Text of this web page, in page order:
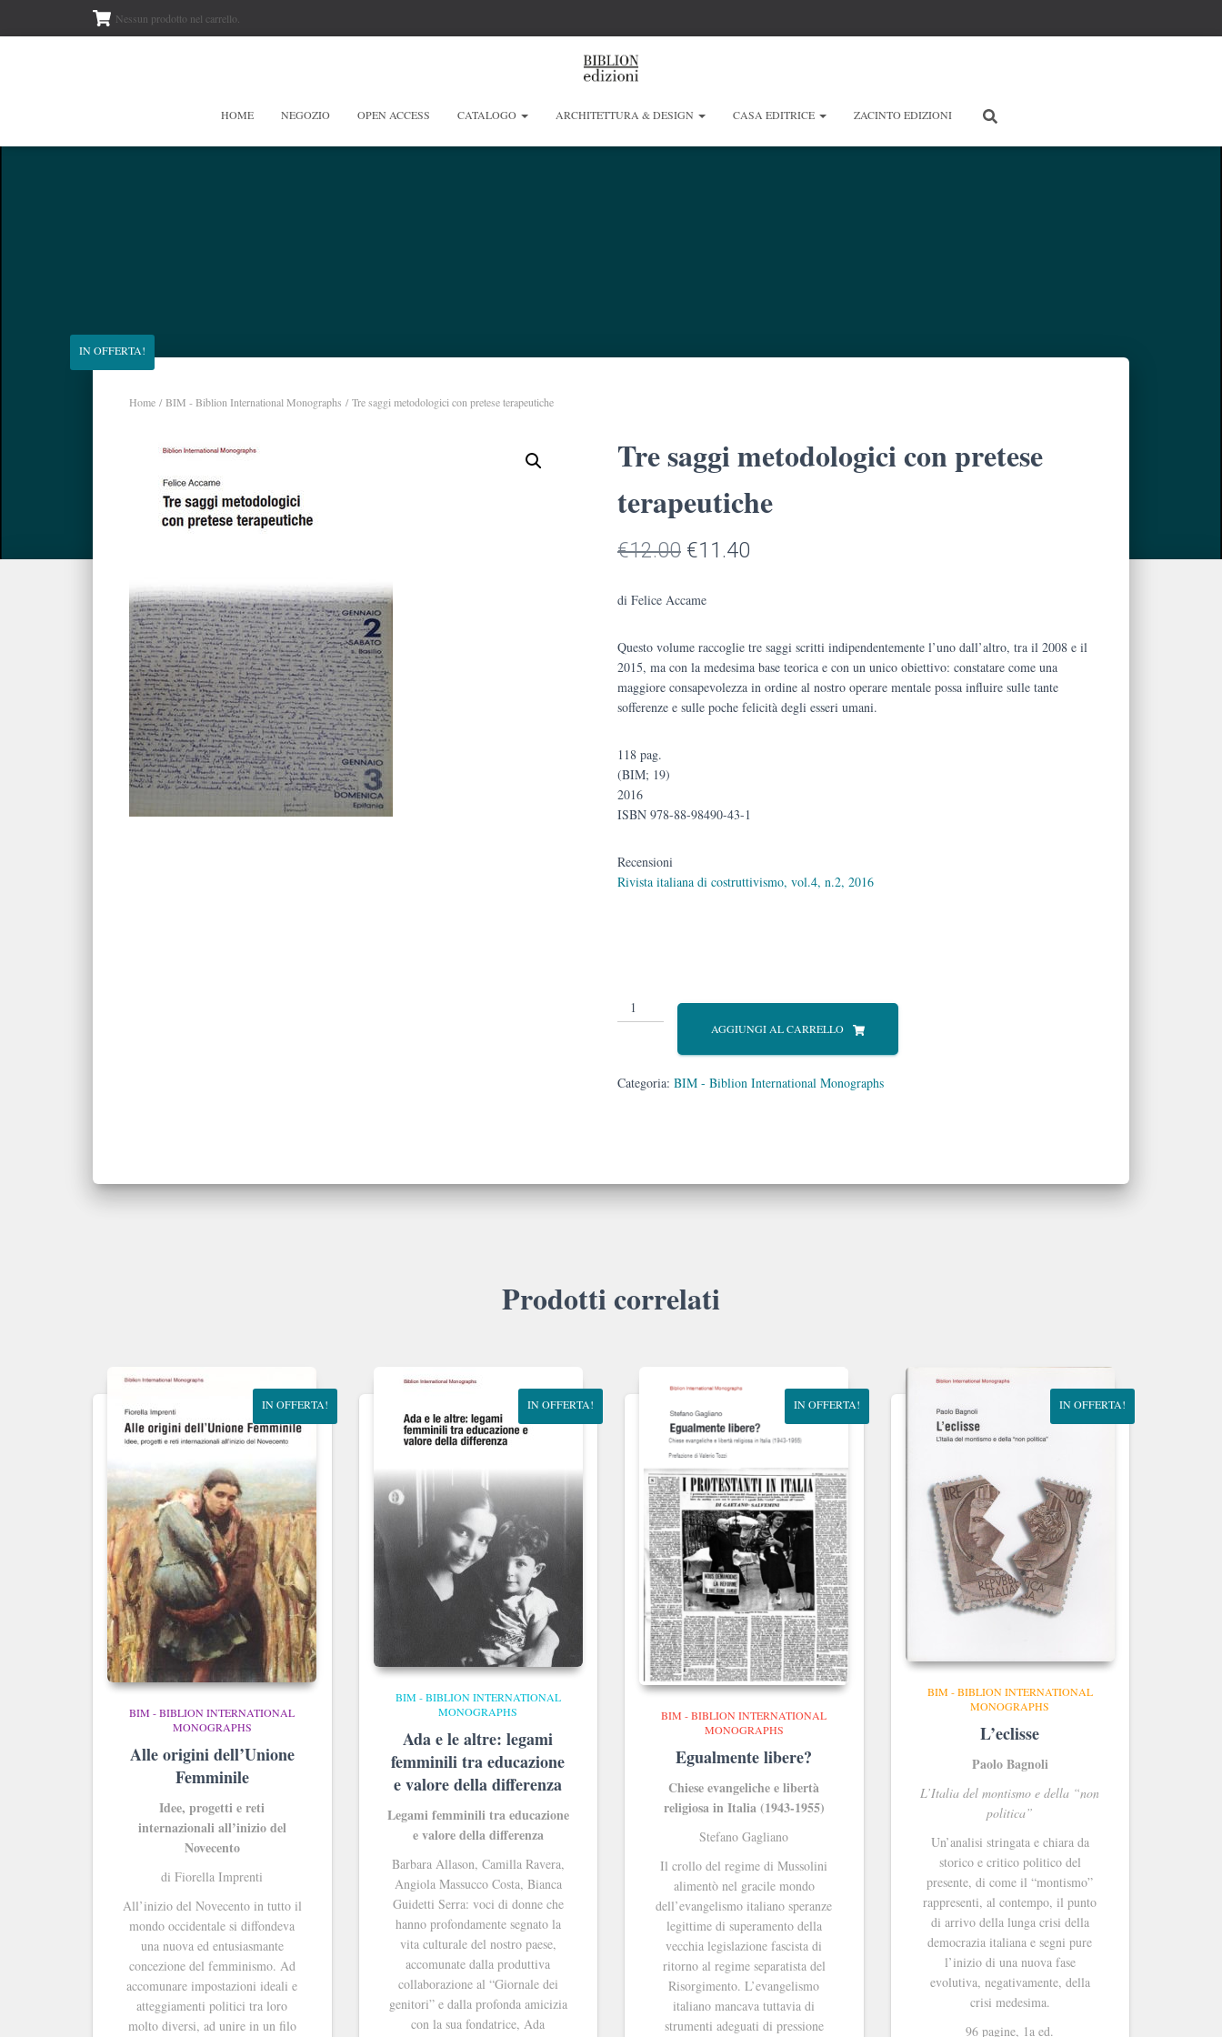
Nessun prodotto nel carrello.
HOME NEGOZIO OPEN ACCESS CATALOGO ARCHITETTURA & DESIGN CASA EDITRICE ZACINTO EDIZIONI
Home /BIM - Biblion International Monographs / Tre saggi metodologici con pretese terapeutiche
IN OFFERTA!
Tre saggi metodologici con pretese
terapeutiche
€12.00 Il
era:
€12.00.
€11.40
è:
€11.40.
di Felice Accame
Questo volume raccoglie tre saggi scritti indipendentemente l’uno dall’altro, tra il 2008 e il
2015, ma con la medesima base teorica e con un unico obiettivo: constatare come una
maggiore consapevolezza in ordine al nostro operare mentale possa influire sulle tante
sofferenze e sulle poche felicità degli esseri umani.
118 pag.
(BIM; 19)
2016
ISBN 978-88-98490-43-1
Recensioni
Rivista italiana di costruttivismo, vol.4, n.2, 2016
Tre
saggi
pretese
AGGIUNGI AL CARRELLO
Categoria: BIM - Biblion International Monographs
Prodotti correlati
IN OFFERTA!
BIM - BIBLION INTERNATIONAL
MONOGRAPHS
Alle origini dell’Unione
Femminile
Idee, progetti e reti
internazionali all’inizio del
Novecento
di Fiorella Imprenti
All’inizio del Novecento in tutto il
mondo occidentale si diffondeva
una nuova ed entusiasmante
concezione del femminismo. Ad
accomunare impostazioni ideali e
atteggiamenti politici tra loro
molto diversi, ad unire in un filo
IN OFFERTA!
BIM - BIBLION INTERNATIONAL
MONOGRAPHS
Ada e le altre: legami
femminili tra educazione
e valore della differenza
Legami femminili tra educazione
e valore della differenza
Barbara Allason, Camilla Ravera,
Angiola Massucco Costa, Bianca
Guidetti Serra: voci di donne che
hanno profondamente segnato la
vita culturale del nostro paese,
accomunate dalla produttiva
collaborazione al “Giornale dei
genitori” e dalla profonda amicizia
con la sua fondatrice, Ada
IN OFFERTA!
BIM - BIBLION INTERNATIONAL
MONOGRAPHS
Egualmente libere?
Chiese evangeliche e libertà
religiosa in Italia (1943-1955)
Stefano Gagliano
Il crollo del regime di Mussolini
alimentò nel gracile mondo
dell’evangelismo italiano speranze
legittime di superamento della
vecchia legislazione fascista di
ritorno al regime separatista del
Risorgimento. L’evangelismo
italiano mancava tuttavia di
strumenti adeguati di pressione
IN OFFERTA!
BIM - BIBLION INTERNATIONAL
MONOGRAPHS
L’eclisse
Paolo Bagnoli
L’Italia del montismo e della “non
politica”
Un’analisi stringata e chiara da
storico e critico politico del
presente, di come il “montismo”
rappresenti, al contempo, il punto
di arrivo della lunga crisi della
democrazia italiana e segni pure
l’inizio di una nuova fase
evolutiva, negativamente, della
crisi medesima.
96 pagine, 1a ed.